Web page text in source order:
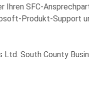
Ihren SFC-
Produkt-Support
South County